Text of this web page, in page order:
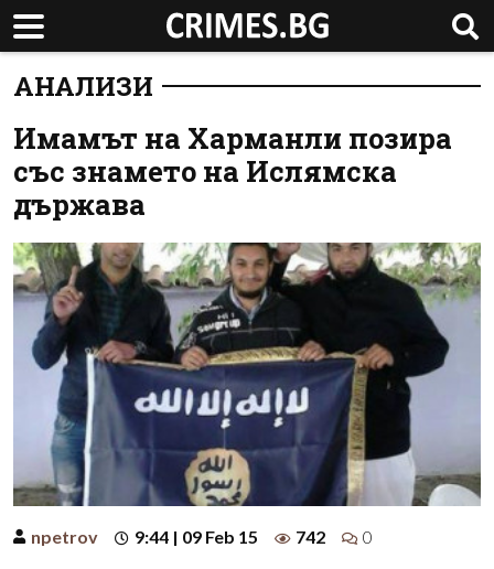
АНАЛИЗИ
Имамът на Харманли позира
със знамето на Ислямска
държава
npetrov 9:44 | 09 Feb 15 742 0